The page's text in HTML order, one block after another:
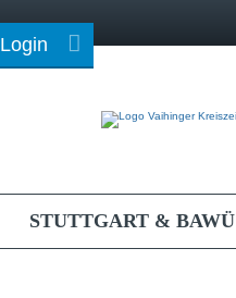
Login
STUTTGART & BAWÜ